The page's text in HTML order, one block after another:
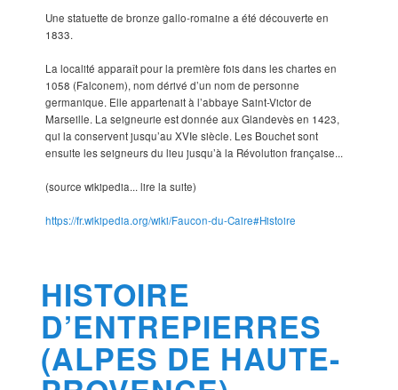
Une statuette de bronze gallo-romaine a été découverte en
1833.
La localité apparaît pour la première fois dans les chartes en
1058 (Falconem), nom dérivé d’un nom de personne
germanique. Elle appartenait à l’abbaye Saint-Victor de
Marseille. La seigneurie est donnée aux Glandevès en 1423,
qui la conservent jusqu’au XVIe siècle. Les Bouchet sont
ensuite les seigneurs du lieu jusqu’à la Révolution française...
(source wikipedia... lire la suite)
https://fr.wikipedia.org/wiki/Faucon-du-Caire#Histoire
HISTOIRE
D’ENTREPIERRES
(ALPES DE HAUTE-